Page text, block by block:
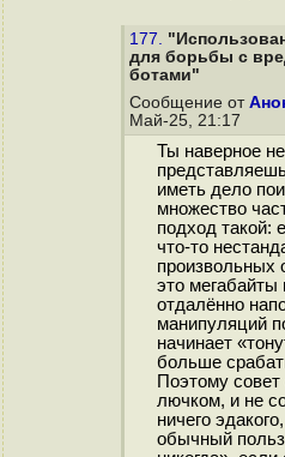
177.
для борьбы с
ботами"
Сообщение от
Май-25, 21:17
Ты наверное
иметь дело
множество
подход такой:
что-то
произвольных
это мегабайты
отдалённо
манипуляций
начинает
больше
Поэтому совет
лючком, и не
ничего
обычный